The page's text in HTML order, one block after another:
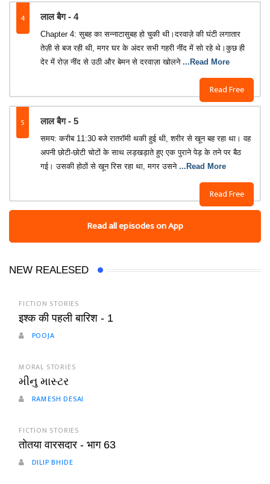
4 लाल बैग - 4
Read Free
Chapter 4: सुबह का सन्नाटासुबह हो चुकी थी।दरवाज़े की घंटी लगातार
तेज़ी से बज रही थी, मगर घर के अंदर सभी गहरी नींद में सो रहे थे।कुछ ही
देर में रोज़ नींद से उठी और बेमन से दरवाज़ा खोलने ...Read More
5 लाल बैग - 5
Read Free
समय: करीब 11:30 बजे रातरॉमी थकी हुई थी, शरीर से खून बह रहा था। वह
अपनी छोटी-छोटी चोटों के साथ लड़खड़ाते हुए एक पुराने पेड़ के तने पर बैठ
गई। उसकी होठों से खून रिस रहा था, मगर उसने ...Read More
Read all episodes on App
NEW REALESED
FICTION STORIES
इश्क की पहली बारिश - 1
POOJA
MORAL STORIES
મીનુ માસ્ટર
RAMESH DESAI
FICTION STORIES
तोतया वारसदार - भाग 63
DILIP BHIDE